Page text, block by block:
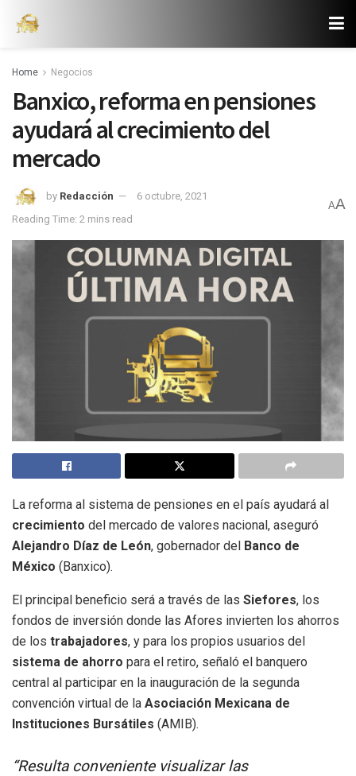
Home Negocios
Banxico, reforma en pensiones
ayudará al crecimiento del
mercado
by Redacción
6 octubre, 2021
Reading Time: 2 mins read
AA
La reforma al sistema de pensiones en el país ayudará al
crecimiento del mercado de valores nacional, aseguró
Alejandro Díaz de León, gobernador del
Banco de
México (Banxico).
El principal beneficio será a través de las Siefores, los
fondos de inversión donde las Afores invierten los ahorros
de los trabajadores, y para los propios usuarios del
sistema de ahorro para el retiro, señaló el banquero
central al participar en la inauguración de la segunda
convención virtual de la Asociación Mexicana de
Instituciones Bursátiles (AMIB).
“Resulta conveniente visualizar las